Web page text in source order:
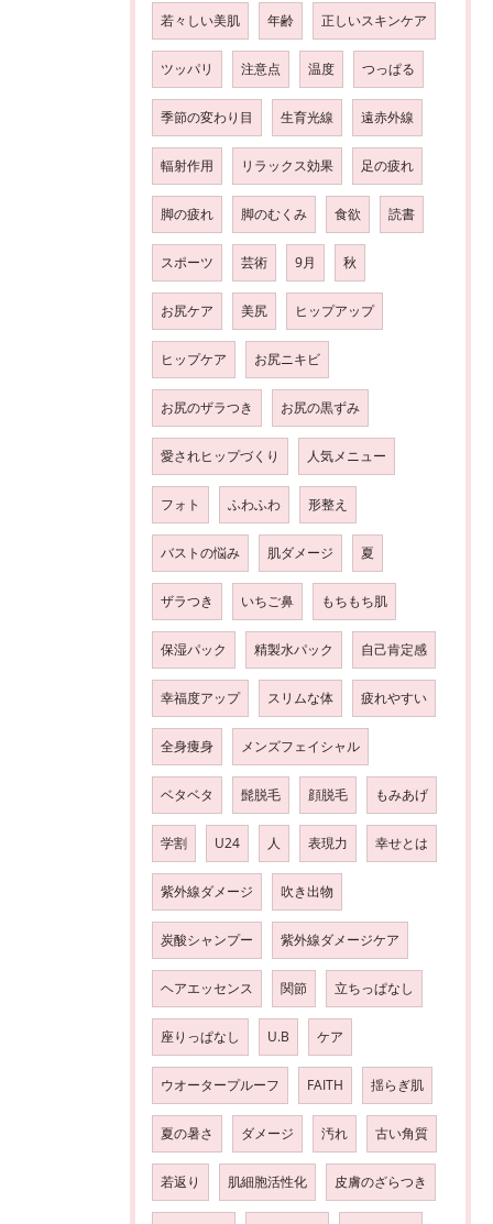
若々しい美肌 年齢 正しいスキンケア
ツッパリ 注意点 温度 つっぱる
季節の変わり目 生育光線 遠赤外線
輻射作用 リラックス効果 足の疲れ
脚の疲れ 脚のむくみ 食欲 読書
スポーツ 芸術 9月 秋
お尻ケア 美尻 ヒップアップ
ヒップケア お尻ニキビ
お尻のザラつき お尻の黒ずみ
愛されヒップづくり 人気メニュー
フォト ふわふわ 形整え
バストの悩み 肌ダメージ 夏
ザラつき いちご鼻 もちもち肌
保湿パック 精製水パック 自己肯定感
幸福度アップ スリムな体 疲れやすい
全身痩身 メンズフェイシャル
ベタベタ 髭脱毛 顔脱毛 もみあげ
学割 U24 人 表現力 幸せとは
紫外線ダメージ 吹き出物
炭酸シャンプー 紫外線ダメージケア
ヘアエッセンス 関節 立ちっぱなし
座りっぱなし U.B ケア
ウオータープルーフ FAITH 揺らぎ肌
夏の暑さ ダメージ 汚れ 古い角質
若返り 肌細胞活性化 皮膚のざらつき